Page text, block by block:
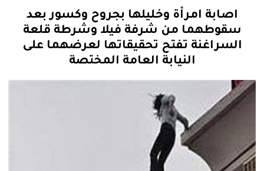
سياسة
حوادث
المرأة
اصابة امرأة وخليلها بجروح وكسور بعد
سقوطهما من شرفة فيلا وشرطة قلعة
السراغنة تفتح تحقيقاتها لعرضهما على
النيابة العامة المختصة